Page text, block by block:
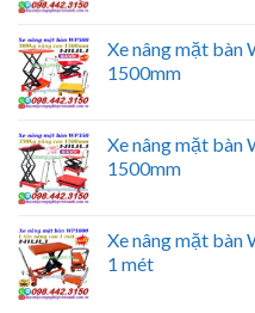
Xe nâng mặt bàn
1500mm
Xe nâng mặt bàn
1500mm
Xe nâng mặt bàn
1 mét